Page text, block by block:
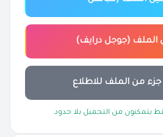
الملف (جوجل درايف)
من الملف للاطلاع
يتمكنون من التحميل بلا حدود